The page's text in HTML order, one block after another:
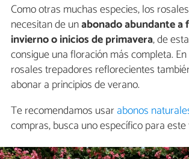
Como otras muchas especies, los
necesitan de unabonado abundante a
invierno o inicios de primavera, de
consigue una floración más completa.
rosales trepadores reflorecientes
abonar a principios de verano.
Te recomendamos usarabonos
compras, busca uno específico para